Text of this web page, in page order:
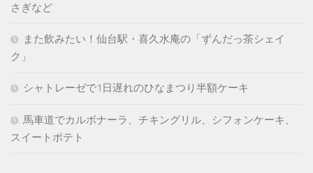
さぎなど
また飲みたい！仙台駅・喜久水庵の「ずんだっ茶シェイ
ク」
シャトレーゼで1日遅れのひなまつり半額ケーキ
馬車道でカルボナーラ、チキングリル、シフォンケーキ、
スイートポテト